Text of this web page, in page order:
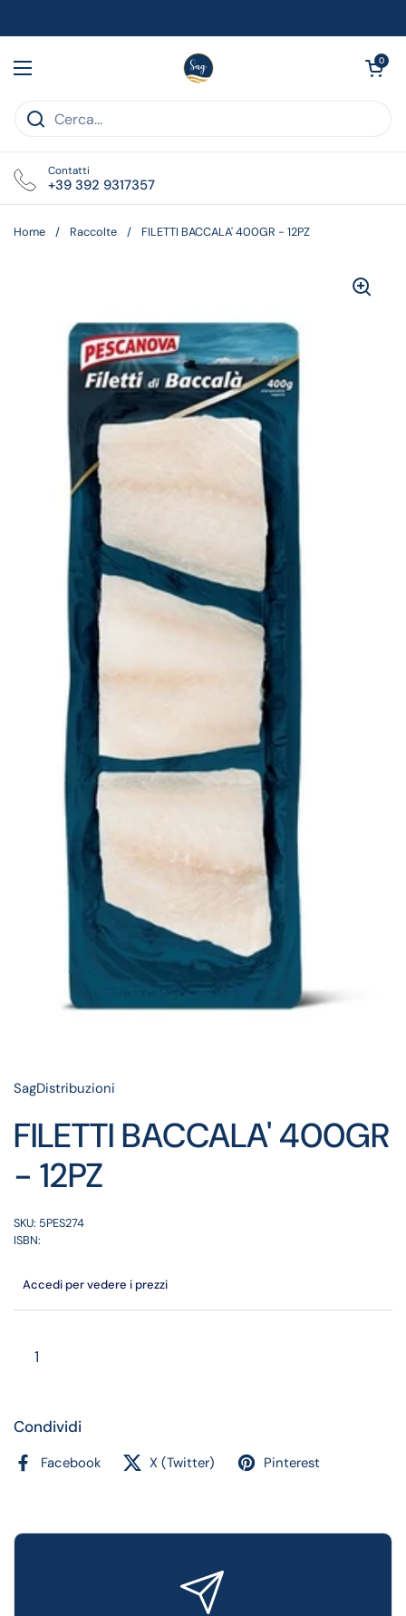
Apri menu
Apri carrello
0
Contatti
+39 392 9317357
Home / Raccolte / FILETTI BACCALA' 400GR - 12PZ
SagDistribuzioni
FILETTI BACCALA' 400GR
- 12PZ
SKU: 5PES274
ISBN:
Accedi per vedere i prezzi
Condividi
Facebook X (Twitter) Pinterest